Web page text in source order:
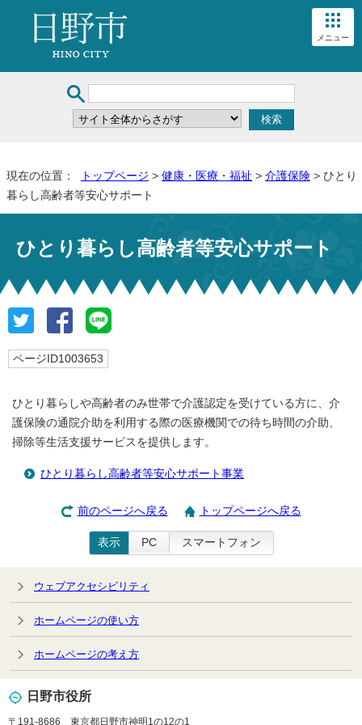
メニュー
現在の位置： トップページ > 健康・医療・福祉 > 介護保険 > ひとり
暮らし高齢者等安心サポート
ひとり暮らし高齢者等安心サポート
ページID1003653
ひとり暮らしや高齢者のみ世帯で介護認定を受けている方に、介
護保険の通院介助を利用する際の医療機関での待ち時間の介助、
掃除等生活支援サービスを提供します。
ひとり暮らし高齢者等安心サポート事業
前のページへ戻る トップページへ戻る
表示 PC スマートフォン
ウェブアクセシビリティ
ホームページの使い方
ホームページの考え方
日野市役所
〒191-8686 東京都日野市神明1の12の1